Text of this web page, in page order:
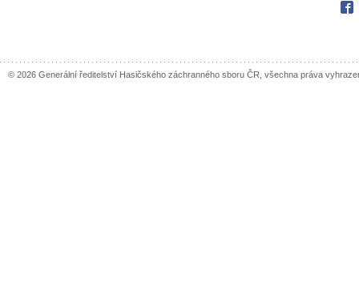
© 2026 Generální ředitelství Hasičského záchranného sboru ČR, všechna práva